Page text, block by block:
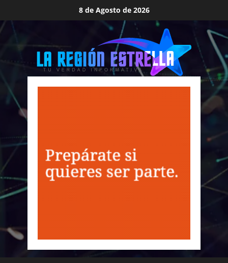
al
contenido
8 de Agosto de 2026